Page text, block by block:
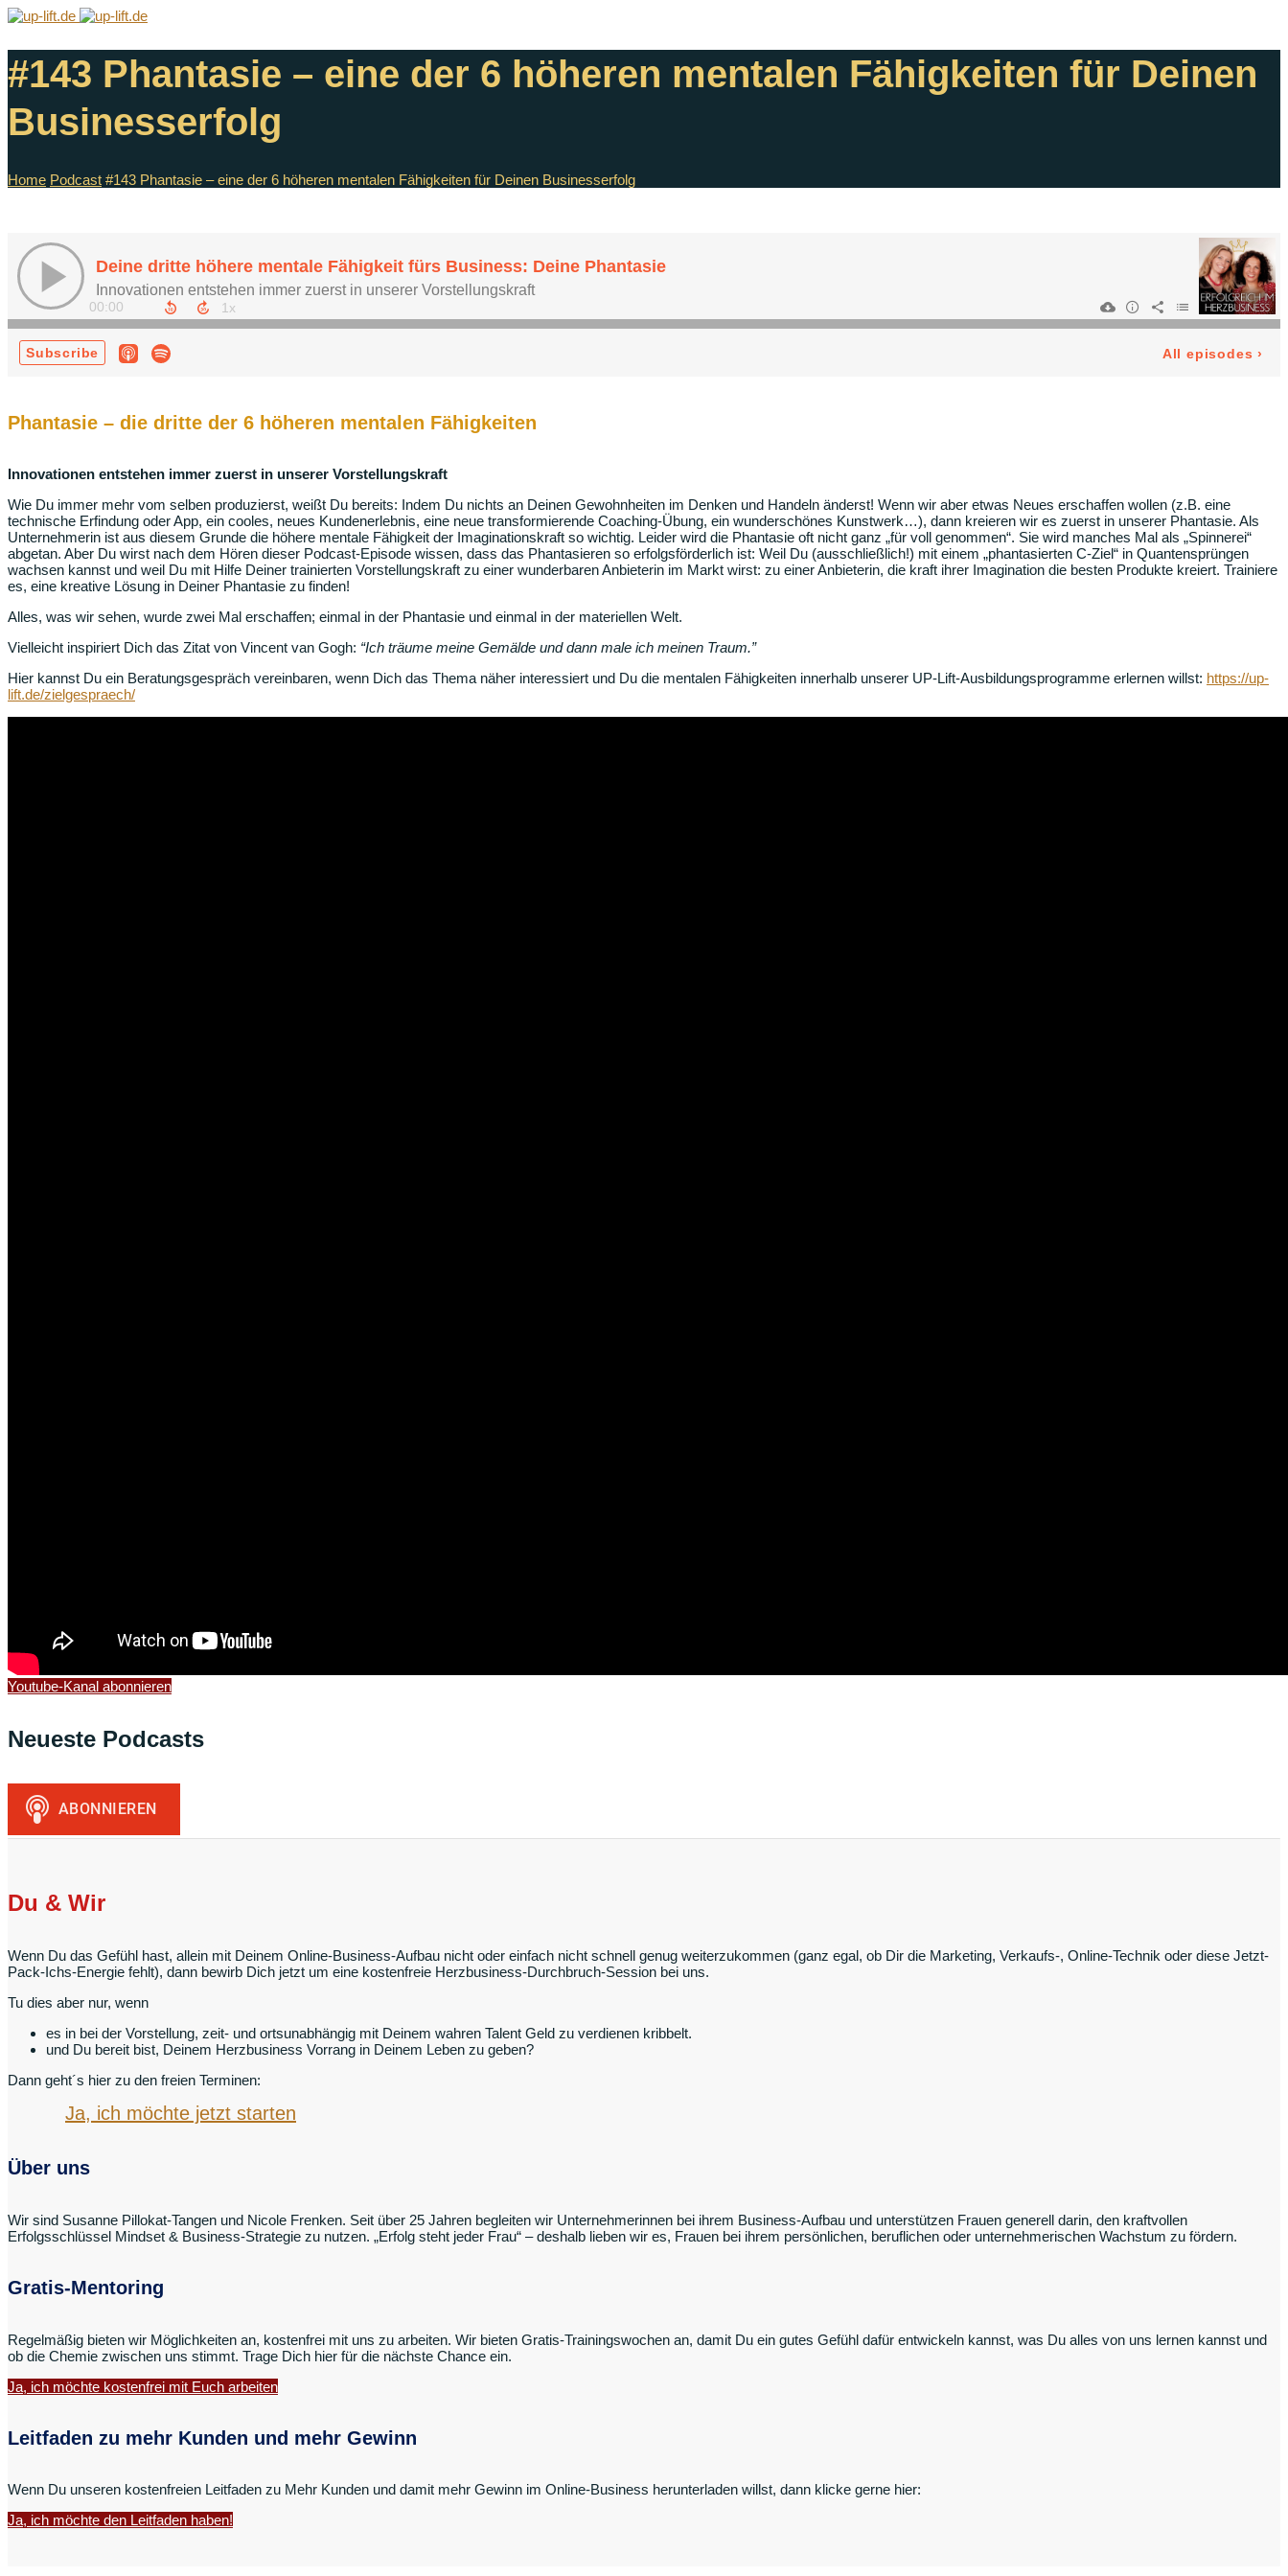
#143 Phantasie – eine der 6 höheren mentalen Fähigkeiten für Deinen
Businesserfolg
Home Podcast #143 Phantasie – eine der 6 höheren mentalen Fähigkeiten für Deinen Businesserfolg
Phantasie – die dritte der 6 höheren mentalen Fähigkeiten
Innovationen entstehen immer zuerst in unserer Vorstellungskraft
Wie Du immer mehr vom selben produzierst, weißt Du bereits: Indem Du nichts an Deinen Gewohnheiten im Denken und Handeln änderst! Wenn wir aber etwas Neues erschaffen wollen (z.B. eine
technische Erfindung oder App, ein cooles, neues Kundenerlebnis, eine neue transformierende Coaching-Übung, ein wunderschönes Kunstwerk…), dann kreieren wir es zuerst in unserer Phantasie. Als
Unternehmerin ist aus diesem Grunde die höhere mentale Fähigkeit der Imaginationskraft so wichtig. Leider wird die Phantasie oft nicht ganz „für voll genommen“. Sie wird manches Mal als „Spinnerei“
abgetan. Aber Du wirst nach dem Hören dieser Podcast-Episode wissen, dass das Phantasieren so erfolgsförderlich ist: Weil Du (ausschließlich!) mit einem „phantasierten C-Ziel“ in Quantensprüngen
wachsen kannst und weil Du mit Hilfe Deiner trainierten Vorstellungskraft zu einer wunderbaren Anbieterin im Markt wirst: zu einer Anbieterin, die kraft ihrer Imagination die besten Produkte kreiert. Trainiere
es, eine kreative Lösung in Deiner Phantasie zu finden!
Alles, was wir sehen, wurde zwei Mal erschaffen; einmal in der Phantasie und einmal in der materiellen Welt.
Vielleicht inspiriert Dich das Zitat von Vincent van Gogh: “Ich träume meine Gemälde und dann male ich meinen Traum.”
Hier kannst Du ein Beratungsgespräch vereinbaren, wenn Dich das Thema näher interessiert und Du die mentalen Fähigkeiten innerhalb unserer UP-Lift-Ausbildungsprogramme erlernen willst: https://up-
lift.de/zielgespraech/
Youtube-Kanal abonnieren
Neueste Podcasts
Du & Wir
Wenn Du das Gefühl hast, allein mit Deinem Online-Business-Aufbau nicht oder einfach nicht schnell genug weiterzukommen (ganz egal, ob Dir die Marketing, Verkaufs-, Online-Technik oder diese Jetzt-
Pack-Ichs-Energie fehlt), dann bewirb Dich jetzt um eine kostenfreie Herzbusiness-Durchbruch-Session bei uns.
Tu dies aber nur, wenn
es in bei der Vorstellung, zeit- und ortsunabhängig mit Deinem wahren Talent Geld zu verdienen kribbelt.
und Du bereit bist, Deinem Herzbusiness Vorrang in Deinem Leben zu geben?
Dann geht´s hier zu den freien Terminen:
Ja, ich möchte jetzt starten
Über uns
Wir sind Susanne Pillokat-Tangen und Nicole Frenken. Seit über 25 Jahren begleiten wir Unternehmerinnen bei ihrem Business-Aufbau und unterstützen Frauen generell darin, den kraftvollen
Erfolgsschlüssel Mindset & Business-Strategie zu nutzen. „Erfolg steht jeder Frau“ – deshalb lieben wir es, Frauen bei ihrem persönlichen, beruflichen oder unternehmerischen Wachstum zu fördern.
Gratis-Mentoring
Regelmäßig bieten wir Möglichkeiten an, kostenfrei mit uns zu arbeiten. Wir bieten Gratis-Trainingswochen an, damit Du ein gutes Gefühl dafür entwickeln kannst, was Du alles von uns lernen kannst und
ob die Chemie zwischen uns stimmt. Trage Dich hier für die nächste Chance ein.
Ja, ich möchte kostenfrei mit Euch arbeiten
Leitfaden zu mehr Kunden und mehr Gewinn
Wenn Du unseren kostenfreien Leitfaden zu Mehr Kunden und damit mehr Gewinn im Online-Business herunterladen willst, dann klicke gerne hier:
Ja, ich möchte den Leitfaden haben!